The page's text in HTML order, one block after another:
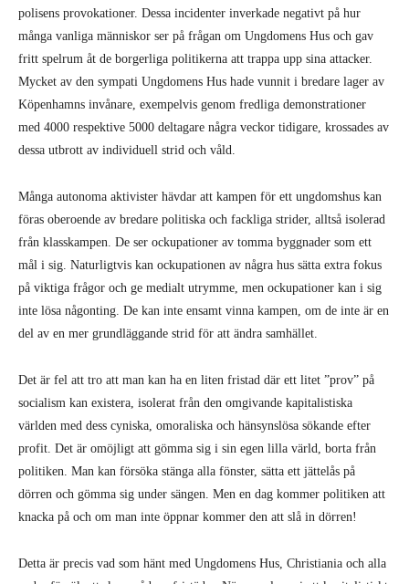
polisens provokationer. Dessa incidenter inverkade negativt på hur
många vanliga människor ser på frågan om Ungdomens Hus och gav
fritt spelrum åt de borgerliga politikerna att trappa upp sina attacker.
Mycket av den sympati Ungdomens Hus hade vunnit i bredare lager av
Köpenhamns invånare, exempelvis genom fredliga demonstrationer
med 4000 respektive 5000 deltagare några veckor tidigare, krossades av
dessa utbrott av individuell strid och våld.
Många autonoma aktivister hävdar att kampen för ett ungdomshus kan
föras oberoende av bredare politiska och fackliga strider, alltså isolerad
från klasskampen. De ser ockupationer av tomma byggnader som ett
mål i sig. Naturligtvis kan ockupationen av några hus sätta extra fokus
på viktiga frågor och ge medialt utrymme, men ockupationer kan i sig
inte lösa någonting. De kan inte ensamt vinna kampen, om de inte är en
del av en mer grundläggande strid för att ändra samhället.
Det är fel att tro att man kan ha en liten fristad där ett litet ”prov” på
socialism kan existera, isolerat från den omgivande kapitalistiska
världen med dess cyniska, omoraliska och hänsynslösa sökande efter
profit. Det är omöjligt att gömma sig i sin egen lilla värld, borta från
politiken. Man kan försöka stänga alla fönster, sätta ett jättelås på
dörren och gömma sig under sängen. Men en dag kommer politiken att
knacka på och om man inte öppnar kommer den att slå in dörren!
Detta är precis vad som hänt med Ungdomens Hus, Christiania och alla